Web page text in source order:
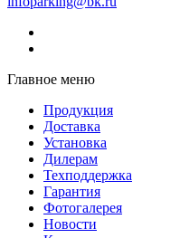
Главное меню
Продукция
Доставка
Установка
Дилерам
Техподдержка
Гарантия
Фотогалерея
Новости